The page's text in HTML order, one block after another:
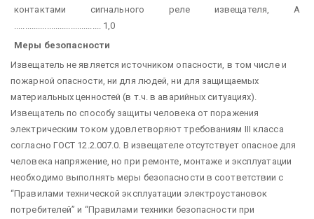
контактами сигнального реле извещателя, А
........................................ 1,0
Меры безопасности
Извещатель не является источником опасности, в том числе и
пожарной опасности, ни для людей, ни для защищаемых
материальных ценностей (в т.ч. в аварийных ситуациях).
Извещатель по способу защиты человека от поражения
электрическим током удовлетворяют требованиям III класса
согласно ГОСТ 12.2.007.0. В извещателе отсутствует опасное для
человека напряжение, но при ремонте, монтаже и эксплуатации
необходимо выполнять меры безопасности в соответствии с
“Правилами технической эксплуатации электроустановок
потребителей” и “Правилами техники безопасности при